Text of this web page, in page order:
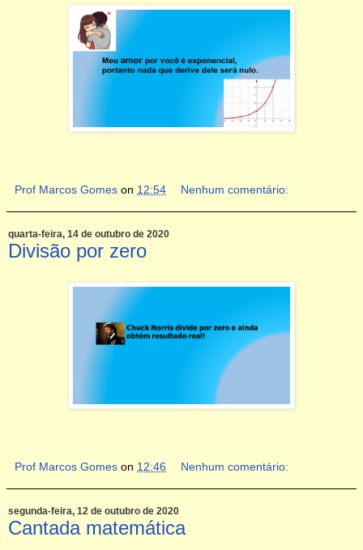
Prof Marcos Gomes on 12:54 Nenhum comentário:
quarta-feira, 14 de outubro de 2020
Divisão por zero
Prof Marcos Gomes on 12:46 Nenhum comentário:
segunda-feira, 12 de outubro de 2020
Cantada matemática